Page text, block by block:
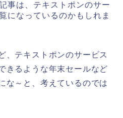
事は、テキストポンのサー
になっているのかもしれま
、テキストポンのサービス
きるような年末セールなど
な～と、考えているのでは